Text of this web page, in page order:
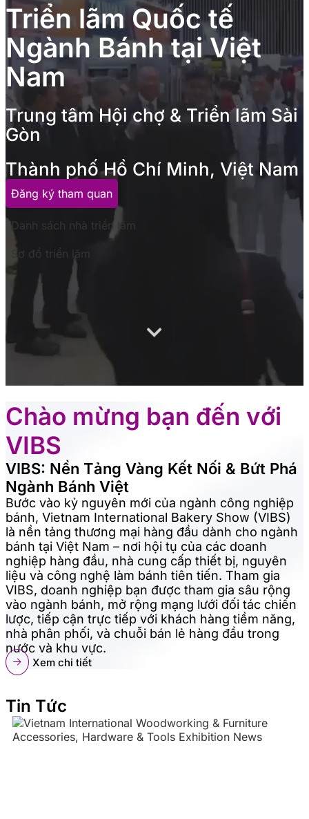
Triển lãm Quốc tế
Ngành Bánh tại Việt
Nam
Trung tâm Hội chợ & Triển lãm Sài
Gòn
Thành phố Hồ Chí Minh, Việt Nam
Đăng ký tham quan
Danh sách nhà triển lãm
Sơ đồ triển lãm
Chào mừng bạn đến với
VIBS
VIBS: Nền Tảng Vàng Kết Nối & Bứt Phá
Ngành Bánh Việt
Bước vào kỷ nguyên mới của ngành công nghiệp
bánh, Vietnam International Bakery Show (VIBS)
là nền tảng thương mại hàng đầu dành cho ngành
bánh tại Việt Nam – nơi hội tụ của các doanh
nghiệp hàng đầu, nhà cung cấp thiết bị, nguyên
liệu và công nghệ làm bánh tiên tiến. Tham gia
VIBS, doanh nghiệp bạn được tham gia sâu rộng
vào ngành bánh, mở rộng mạng lưới đối tác chiến
lược, tiếp cận trực tiếp với khách hàng tiềm năng,
nhà phân phối, và chuỗi bán lẻ hàng đầu trong
nước và khu vực.
Xem chi tiết
Tin Tức